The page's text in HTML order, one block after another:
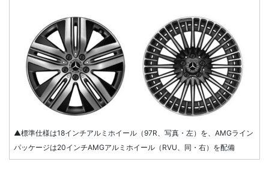
▲標準仕様は18インチアルミホイール（97R、写真・左）を、AMGライン
パッケージは20インチAMGアルミホイール（RVU、同・右）を配備